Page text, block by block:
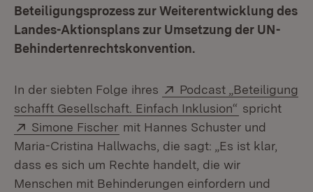
Beteiligungsprozess zur Weiterentwicklung des
Landes-Aktionsplans zur Umsetzung der UN-
Behindertenrechtskonvention.
In der siebten Folge ihres Extern:
Podcast „Beteiligung
schafft Gesellschaft. Einfach Inklusion“ (Öffnet in
spricht
Extern:
Simone Fischer (Öffnet in neuem Fenster)
mit Hannes Schuster und
Maria-Cristina Hallwachs, die sagt: „Es ist klar,
dass es sich um Rechte handelt, die wir
Menschen mit Behinderungen einfordern und